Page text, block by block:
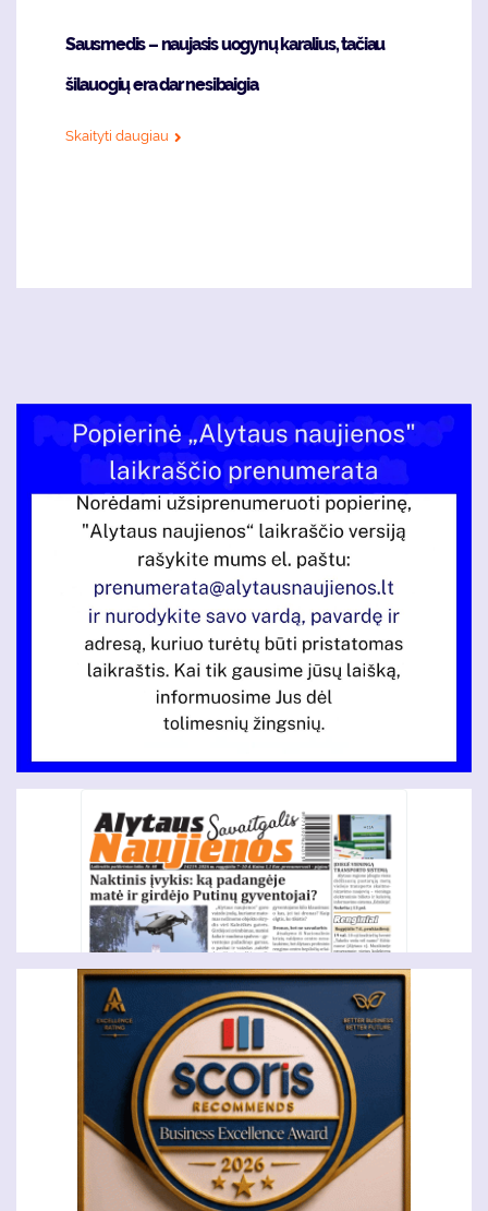
Sausmedis – naujasis uogynų karalius, tačiau
šilauogių era dar nesibaigia
Skaityti daugiau